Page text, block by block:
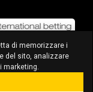
di memorizzare i
del sito, analizzare
marketing.